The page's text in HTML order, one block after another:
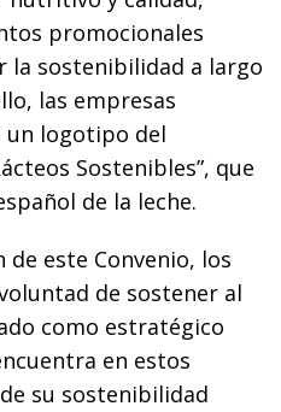
promocionales
la sostenibilidad a largo
las empresas
un logotipo del
Sostenibles”, que
de la leche.
este Convenio, los
de sostener al
como estratégico
en estos
su sostenibilidad